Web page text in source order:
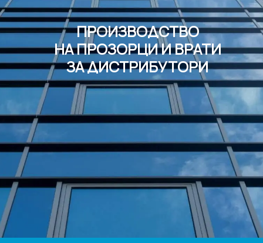
ПРОИЗВОДСТВО
НА ПРОЗОРЦИ И ВРАТИ
ЗА ДИСТРИБУТОРИ